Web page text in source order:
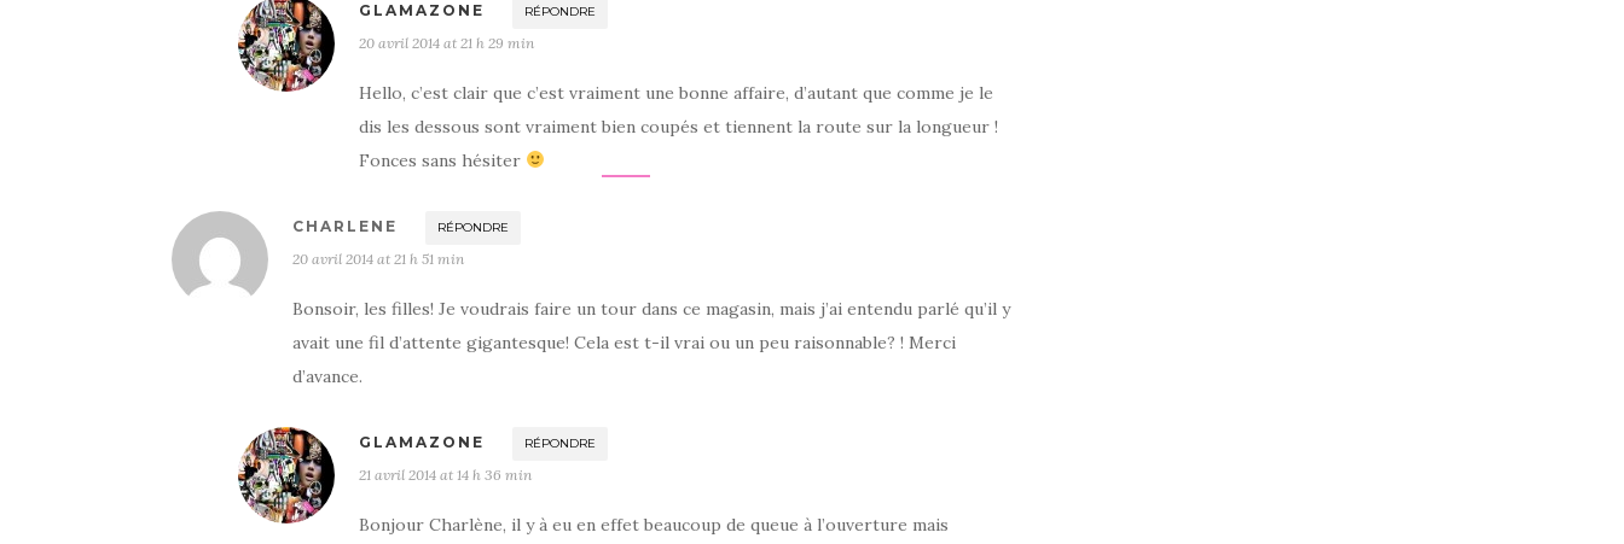
GLAMAZONE RÉPONDRE
20 avril 2014 at 21 h 29 min
Hello, c’est clair que c’est vraiment une bonne affaire, d’autant que comme je le
dis les dessous sont vraiment bien coupés et tiennent la route sur la longueur !
Fonces sans hésiter
CHARLENE RÉPONDRE
20 avril 2014 at 21 h 51 min
Bonsoir, les filles! Je voudrais faire un tour dans ce magasin, mais j’ai entendu parlé qu’il y
avait une fil d’attente gigantesque! Cela est t-il vrai ou un peu raisonnable? ! Merci
d’avance.
GLAMAZONE RÉPONDRE
21 avril 2014 at 14 h 36 min
Bonjour Charlène, il y à eu en effet beaucoup de queue à l’ouverture mais